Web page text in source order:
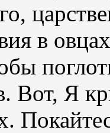
в
Вот, Я